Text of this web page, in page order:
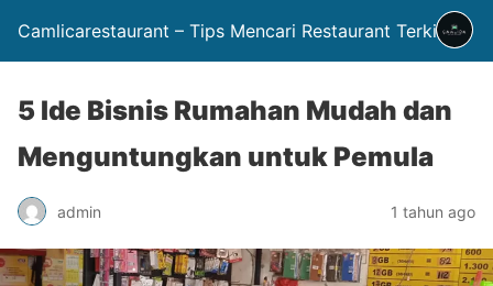
Camlicarestaurant – Tips Mencari Restaurant Terkini
5 Ide Bisnis Rumahan Mudah dan
Menguntungkan untuk Pemula
admin 1 tahun ago